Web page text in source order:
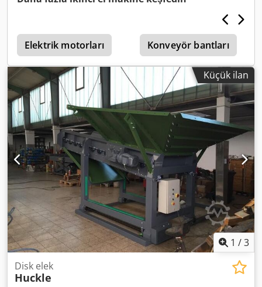
1400 mm Siemens kontrolü. Endüstriyel tesis ve makine
alımı. Çok çeşitli kullanılmış makineler, endüstriyel tesisler
Dwodpog Rkwmsfx Acdsa
Elektrik motorları Konveyör bantları
Küçük ilan
1 /3
Disk elek
Huckle